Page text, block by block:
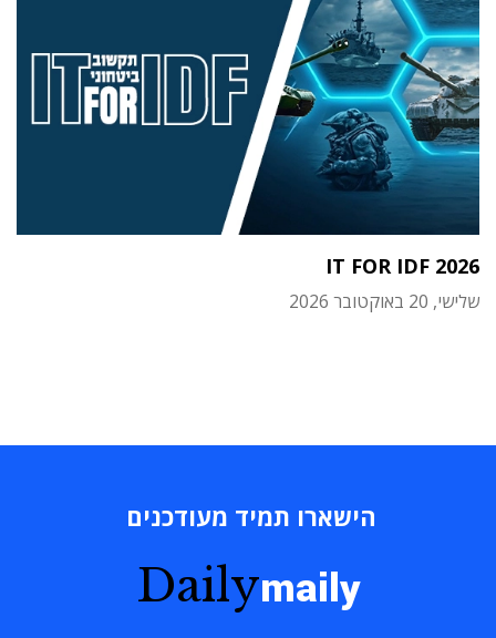
IT FOR IDF 2026
שלישי, 20 באוקטובר 2026
הישארו תמיד מעודכנים
Dailymaily